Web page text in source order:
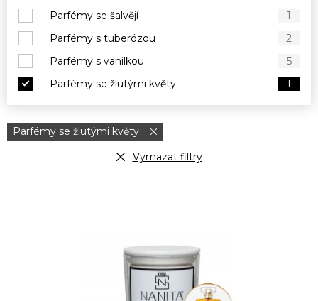
Parfémy se šalvějí
1
Parfémy s tuberózou
2
Parfémy s vanilkou
5
Parfémy se žlutými květy
1
Parfémy se žlutými květy
Vymazat filtry